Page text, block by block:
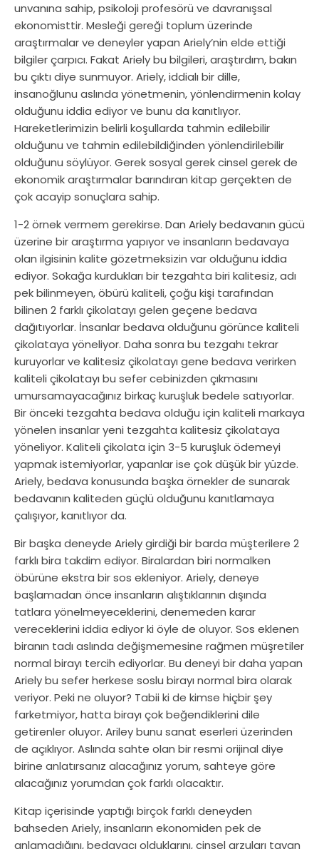
unvanına sahip, psikoloji profesörü ve davranışsal
ekonomisttir. Mesleği gereği toplum üzerinde
araştırmalar ve deneyler yapan Ariely’nin elde ettiği
bilgiler çarpıcı. Fakat Ariely bu bilgileri, araştırdım, bakın
bu çıktı diye sunmuyor. Ariely, iddialı bir dille,
insanoğlunu aslında yönetmenin, yönlendirmenin kolay
olduğunu iddia ediyor ve bunu da kanıtlıyor.
Hareketlerimizin belirli koşullarda tahmin edilebilir
olduğunu ve tahmin edilebildiğinden yönlendirilebilir
olduğunu söylüyor. Gerek sosyal gerek cinsel gerek de
ekonomik araştırmalar barındıran kitap gerçekten de
çok acayip sonuçlara sahip.
1-2 örnek vermem gerekirse. Dan Ariely bedavanın gücü
üzerine bir araştırma yapıyor ve insanların bedavaya
olan ilgisinin kalite gözetmeksizin var olduğunu iddia
ediyor. Sokağa kurdukları bir tezgahta biri kalitesiz, adı
pek bilinmeyen, öbürü kaliteli, çoğu kişi tarafından
bilinen 2 farklı çikolatayı gelen geçene bedava
dağıtıyorlar. İnsanlar bedava olduğunu görünce kaliteli
çikolataya yöneliyor. Daha sonra bu tezgahı tekrar
kuruyorlar ve kalitesiz çikolatayı gene bedava verirken
kaliteli çikolatayı bu sefer cebinizden çıkmasını
umursamayacağınız birkaç kuruşluk bedele satıyorlar.
Bir önceki tezgahta bedava olduğu için kaliteli markaya
yönelen insanlar yeni tezgahta kalitesiz çikolataya
yöneliyor. Kaliteli çikolata için 3-5 kuruşluk ödemeyi
yapmak istemiyorlar, yapanlar ise çok düşük bir yüzde.
Ariely, bedava konusunda başka örnekler de sunarak
bedavanın kaliteden güçlü olduğunu kanıtlamaya
çalışıyor, kanıtlıyor da.
Bir başka deneyde Ariely girdiği bir barda müşterilere 2
farklı bira takdim ediyor. Biralardan biri normalken
öbürüne ekstra bir sos ekleniyor. Ariely, deneye
başlamadan önce insanların alıştıklarının dışında
tatlara yönelmeyeceklerini, denemeden karar
vereceklerini iddia ediyor ki öyle de oluyor. Sos eklenen
biranın tadı aslında değişmemesine rağmen müşretiler
normal birayı tercih ediyorlar. Bu deneyi bir daha yapan
Ariely bu sefer herkese soslu birayı normal bira olarak
veriyor. Peki ne oluyor? Tabii ki de kimse hiçbir şey
farketmiyor, hatta birayı çok beğendiklerini dile
getirenler oluyor. Ariley bunu sanat eserleri üzerinden
de açıklıyor. Aslında sahte olan bir resmi orijinal diye
birine anlatırsanız alacağınız yorum, sahteye göre
alacağınız yorumdan çok farklı olacaktır.
Kitap içerisinde yaptığı birçok farklı deneyden
bahseden Ariely, insanların ekonomiden pek de
anlamadığını, bedavacı olduklarını, cinsel arzuları tavan